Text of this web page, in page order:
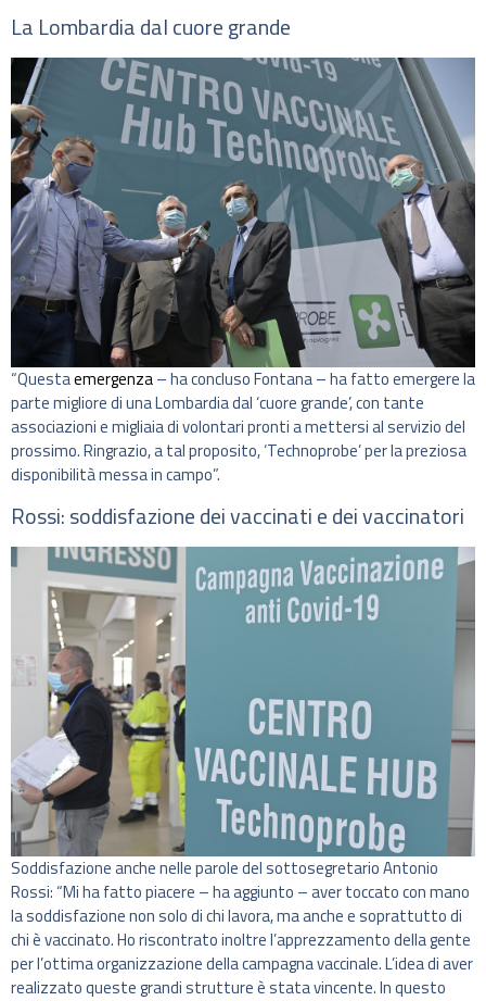
La Lombardia dal cuore grande
“Questaemergenza– ha concluso Fontana – ha fatto emergere la
parte migliore di una Lombardia dal ‘cuore grande’, con tante
associazioni e migliaia di volontari pronti a mettersi al servizio del
prossimo. Ringrazio, a tal proposito, ‘Technoprobe’ per la preziosa
disponibilità messa in campo”.
Rossi: soddisfazione dei vaccinati e dei vaccinatori
Soddisfazione anche nelle parole del sottosegretario Antonio
Rossi: “Mi ha fatto piacere – ha aggiunto – aver toccato con mano
la soddisfazione non solo di chi lavora, ma anche e soprattutto di
chi è vaccinato. Ho riscontrato inoltre l’apprezzamento della gente
per l’ottima organizzazione della campagna vaccinale. L’idea di aver
realizzato queste grandi strutture è stata vincente. In questo